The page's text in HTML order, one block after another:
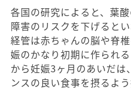
各国の研究によると、葉
障害のリスクを下げると
経管は赤ちゃんの脳や脊
娠のかなり初期に作られ
から妊娠3ヶ月のあいだは
ンスの良い食事を摂るよう